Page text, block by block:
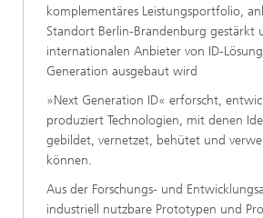
komplementäres Leistungsportfolio,
Standort Berlin-Brandenburg gestärkt
internationalen Anbieter von ID-
Generation ausgebaut wird
»Next Generation ID« erforscht,
produziert Technologien, mit denen
gebildet, vernetzet, behütet und
können.
Aus der Forschungs- und
industriell nutzbare Prototypen und